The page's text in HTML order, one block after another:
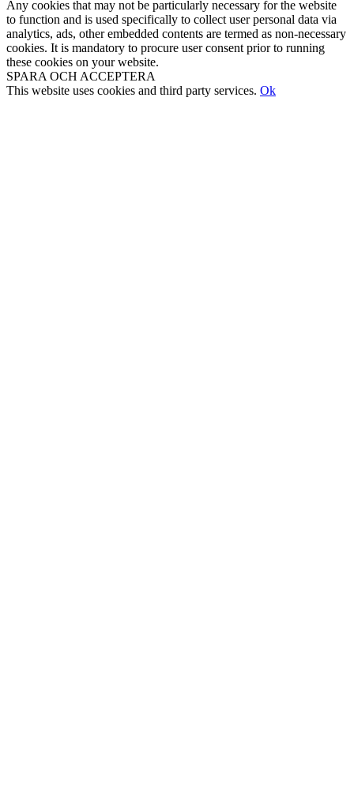
Any cookies that may not be particularly necessary for the website
to function and is used specifically to collect user personal data via
analytics, ads, other embedded contents are termed as non-necessary
cookies. It is mandatory to procure user consent prior to running
these cookies on your website.
SPARA OCH ACCEPTERA
This website uses cookies and third party services. Ok